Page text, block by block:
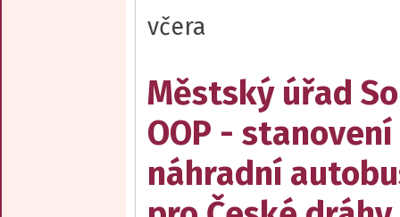
včera
Městský úřad
OOP -
náhradní